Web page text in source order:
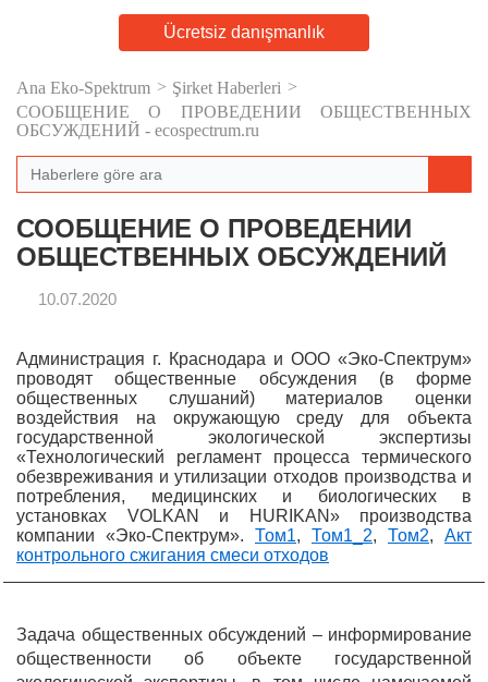
Ücretsiz danışmanlık
Ana Eko-Spektrum
Şirket Haberleri
СООБЩЕНИЕ О ПРОВЕДЕНИИ ОБЩЕСТВЕННЫХ
ОБСУЖДЕНИЙ - ecospectrum.ru
СООБЩЕНИЕ О ПРОВЕДЕНИИ
ОБЩЕСТВЕННЫХ ОБСУЖДЕНИЙ
10.07.2020
Администрация г. Краснодара и ООО «Эко-Спектрум»
проводят общественные обсуждения (в форме
общественных слушаний) материалов оценки
воздействия на окружающую среду для объекта
государственной экологической экспертизы
«Технологический регламент процесса термического
обезвреживания и утилизации отходов производства и
потребления, медицинских и биологических в
установках VOLKAN и HURIKAN» производства
компании «Эко-Спектрум». Том1, Том1_2, Том2, Акт
контрольного сжигания смеси отходов
Задача общественных обсуждений – информирование
общественности об объекте государственной